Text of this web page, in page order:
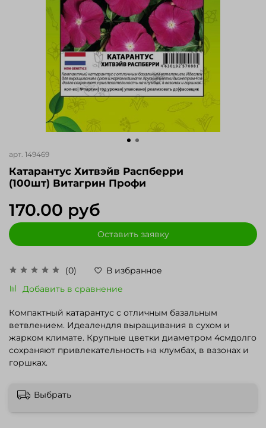
арт. 149469
Катарантус Хитвэйв Распберри
(100шт) Витагрин Профи
(0)
В избранное
Добавить в сравнение
170.00 руб
Оставить заявку
Компактный катарантус с отличным базальным
ветвлением. Идеалендля выращивания в сухом и
жарком климате. Крупные цветки диаметром 4смдолго
сохраняют привлекательность на клумбах, в вазонах и
горшках.
Выбрать